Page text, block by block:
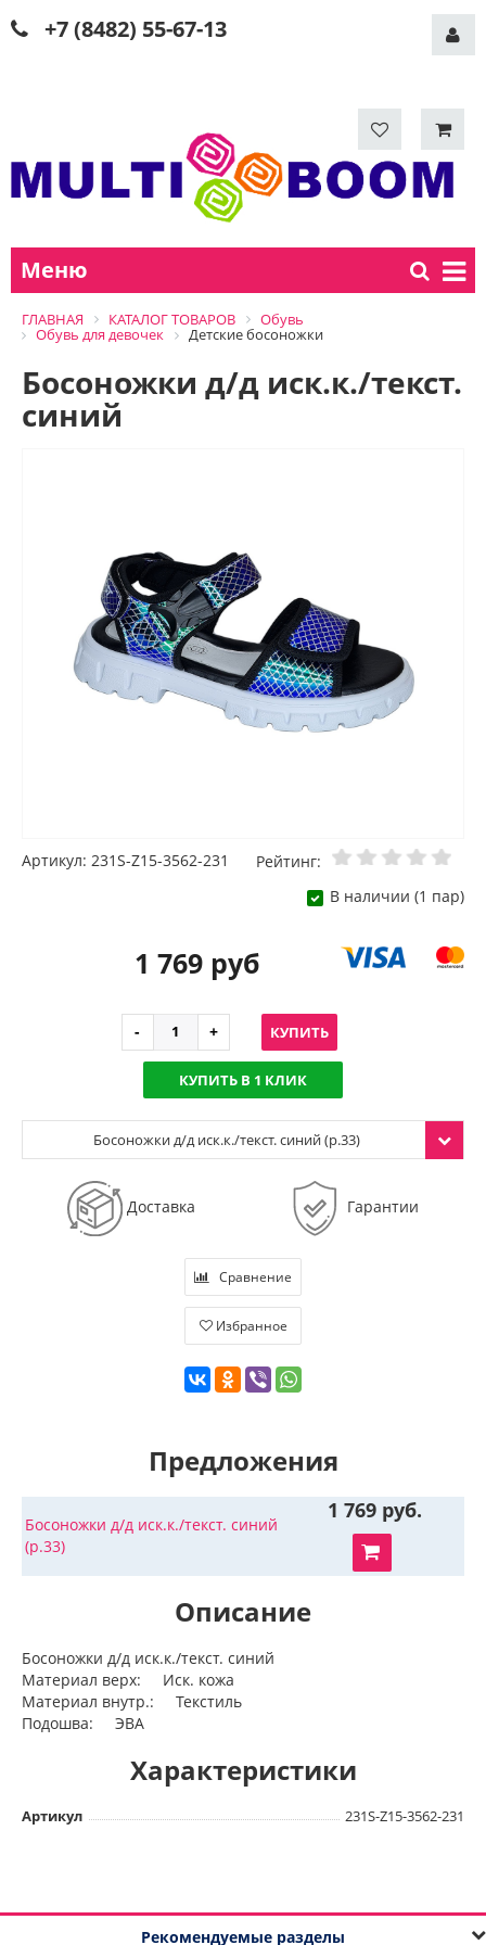
+7 (8482) 55-67-13
Меню
ГЛАВНАЯ КАТАЛОГ ТОВАРОВ
Обувь
Обувь для девочек
Детские босоножки
Босоножки д/д иск.к./текст.
синий
Артикул: 231S-Z15-3562-231
Рейтинг:
В наличии (1 пар)
1 769 руб
КУПИТЬ
КУПИТЬ В 1 КЛИК
Босоножки д/д иск.к./текст. синий (р.33)
Доставка Гарантии
Сравнение
Избранное
Предложения
Босоножки д/д иск.к./текст. синий
(р.33)
1 769 руб.
Описание
Босоножки д/д иск.к./текст. синий
Материал верх: Иск. кожа
Материал внутр.: Текстиль
Подошва: ЭВА
Характеристики
Артикул 231S-Z15-3562-231
Рекомендуемые разделы